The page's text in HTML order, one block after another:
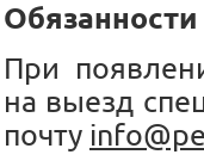
Обязанности
При
на выезд
почту